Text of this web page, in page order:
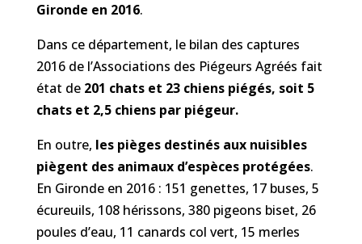
Gironde en 2016.
Dans ce département, le bilan des captures
2016 de l’Associations des Piégeurs Agréés fait
état de 201 chats et 23 chiens piégés, soit 5
chats et 2,5 chiens par piégeur.
En outre, les pièges destinés aux nuisibles
piègent des animaux d’espèces protégées.
En Gironde en 2016 : 151 genettes, 17 buses, 5
écureuils, 108 hérissons, 380 pigeons biset, 26
poules d’eau, 11 canards col vert, 15 merles